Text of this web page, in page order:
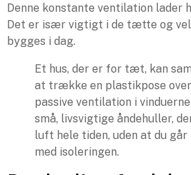
Denne konstante ventilation lader
Det er især vigtigt i de tætte og
bygges i dag.
Et hus, der er for tæt, kan
at trække en plastikpose over
passive ventilation i
små, livsvigtige åndehuller,
luft hele tiden, uden at du
med isoleringen.